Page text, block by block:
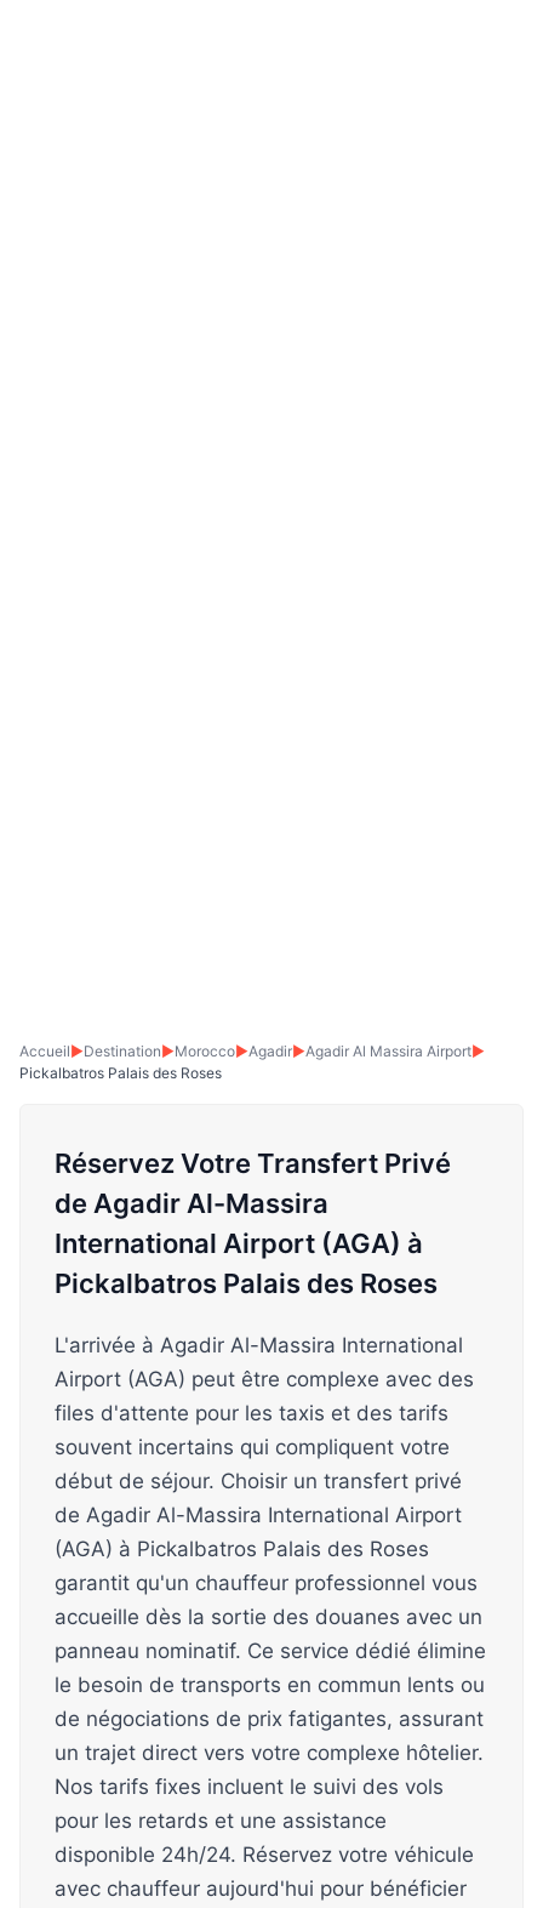
Accueil▶Destination▶Morocco▶Agadir▶Agadir Al Massira Airport▶
Pickalbatros Palais des Roses
Réservez Votre Transfert Privé
de Agadir Al-Massira
International Airport (AGA) à
Pickalbatros Palais des Roses
L'arrivée à Agadir Al-Massira International
Airport (AGA) peut être complexe avec des
files d'attente pour les taxis et des tarifs
souvent incertains qui compliquent votre
début de séjour. Choisir un transfert privé
de Agadir Al-Massira International Airport
(AGA) à Pickalbatros Palais des Roses
garantit qu'un chauffeur professionnel vous
accueille dès la sortie des douanes avec un
panneau nominatif. Ce service dédié élimine
le besoin de transports en commun lents ou
de négociations de prix fatigantes, assurant
un trajet direct vers votre complexe hôtelier.
Nos tarifs fixes incluent le suivi des vols
pour les retards et une assistance
disponible 24h/24. Réservez votre véhicule
avec chauffeur aujourd'hui pour bénéficier